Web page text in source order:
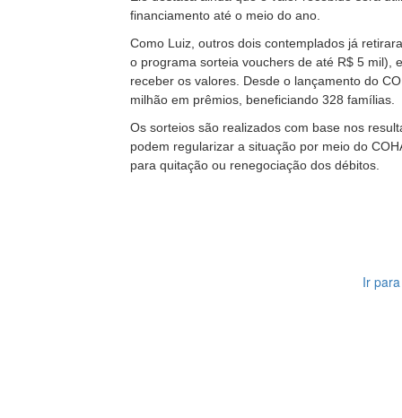
financiamento até o meio do ano.
Como Luiz, outros dois contemplados já
o programa sorteia vouchers de até R$ 5 mil),
receber os valores. Desde o lançamento do
milhão em prêmios, beneficiando 328 famílias.
Os sorteios são realizados com base nos
podem regularizar a situação por meio do
para quitação ou renegociação dos débitos.
Ir